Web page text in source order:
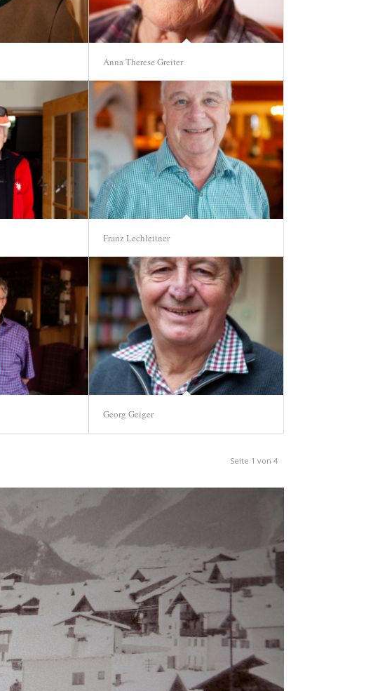
Anna Therese Greiter
Franz Lechleitner
Georg Geiger
Seite 1 von 4